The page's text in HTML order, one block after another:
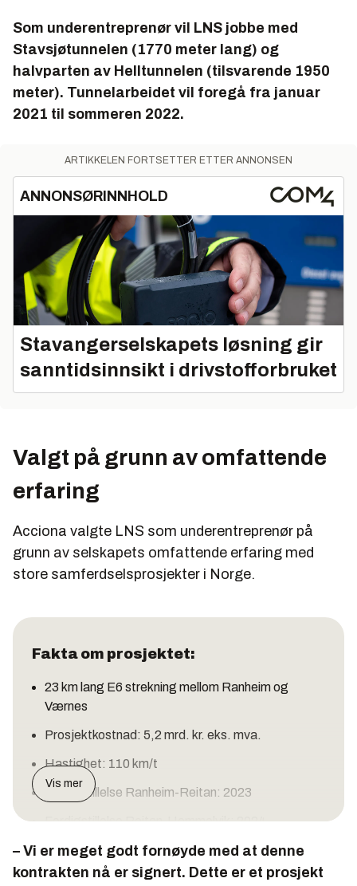
Som underentreprenør vil LNS jobbe med
Stavsjøtunnelen (1770 meter lang) og
halvparten av Helltunnelen (tilsvarende 1950
meter). Tunnelarbeidet vil foregå fra januar
2021 til sommeren 2022.
ARTIKKELEN FORTSETTER ETTER ANNONSEN
ANNONSØRINNHOLD
Stavangerselskapets løsning gir
sanntidsinnsikt i drivstofforbruket
Valgt på grunn av omfattende
erfaring
Acciona valgte LNS som underentreprenør på
grunn av selskapets omfattende erfaring med
store samferdselsprosjekter i Norge.
Fakta om prosjektet:
23 km lang E6 strekning mellom Ranheim og
Værnes
Prosjektkostnad: 5,2 mrd. kr. eks. mva.
Hastighet: 110 km/t
Ferdigstillelse Ranheim-Reitan: 2023
Ferdigstillelse Reitan-Hommelvik: 2024
Ferdigstillelse av prosjektet: 2025
Totalentreprenør Acciona Construcion
Vis mer
– Vi er meget godt fornøyde med at denne
kontrakten nå er signert. Dette er et prosjekt